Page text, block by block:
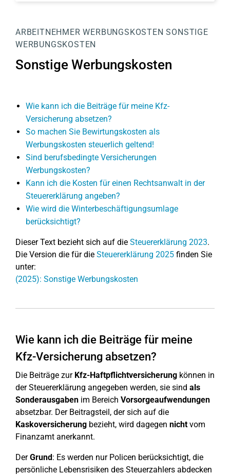
ARBEITNEHMER WERBUNGSKOSTEN SONSTIGE
WERBUNGSKOSTEN
Sonstige Werbungskosten
Wie kann ich die Beiträge für meine Kfz-
Versicherung absetzen?
So machen Sie Bewirtungskosten als
Werbungskosten steuerlich geltend!
Sind berufsbedingte Versicherungen
Werbungskosten?
Kann ich die Kosten für einen Rechtsanwalt in der
Steuererklärung angeben?
Wie wird die Winterbeschäftigungsumlage
berücksichtigt?
Dieser Text bezieht sich auf die Steuererklärung 2023.
Die Version die für die Steuererklärung 2025 finden Sie
unter:
(2025): Sonstige Werbungskosten
Wie kann ich die Beiträge für meine
Kfz-Versicherung absetzen?
Die Beiträge zur Kfz-Haftpflichtversicherung können in
der Steuererklärung angegeben werden, sie sind als
Sonderausgaben im Bereich Vorsorgeaufwendungen
absetzbar. Der Beitragsteil, der sich auf die
Kaskoversicherung bezieht, wird dagegen nichtvom
Finanzamt anerkannt.
DerGrund: Es werden nur Policen berücksichtigt, die
persönliche Lebensrisiken des Steuerzahlers abdecken